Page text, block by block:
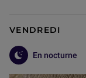
VENDREDI
En nocturne